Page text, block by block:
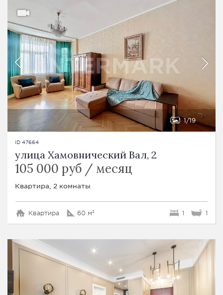
1 19
ID 47664
улица Хамовнический Вал, 2
105 000 руб / месяц
Квартира, 2 комнаты
Квартира 60 м² 1 1